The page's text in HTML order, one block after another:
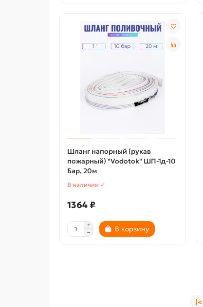
Шланг напорный (рукав
пожарный) "Vodotok" ШП-1д-10
Бар, 20м
В наличии ✓
1364 ₽
В корзину
|<